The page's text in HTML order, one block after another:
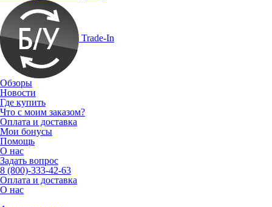
Trade-In
Обзоры
Новости
Где купить
Что с моим заказом?
Оплата и доставка
Мои бонусы
Помощь
О нас
Задать вопрос
8 (800)-333-42-63
Оплата и доставка
О нас